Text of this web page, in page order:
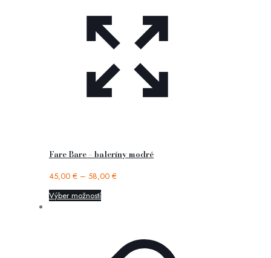
Fare Bare – baleríny modré
45,00 € – 58,00 €
Výber možností